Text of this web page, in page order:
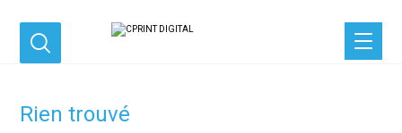
Rien trouvé